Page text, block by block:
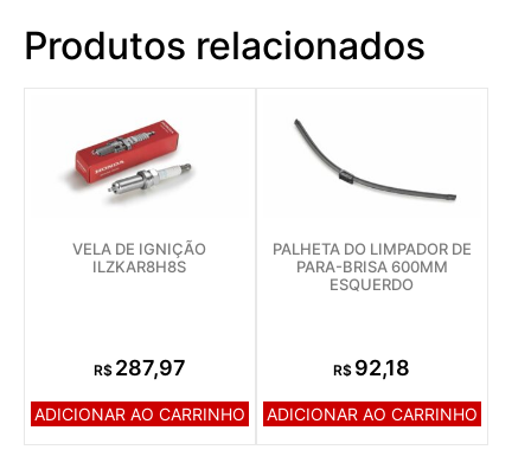
Produtos relacionados
VELA DE IGNIÇÃO
ILZKAR8H8S
R$ 287,97
ADICIONAR AO CARRINHO
PALHETA DO LIMPADOR DE
PARA-BRISA 600MM
ESQUERDO
R$ 92,18
ADICIONAR AO CARRINHO